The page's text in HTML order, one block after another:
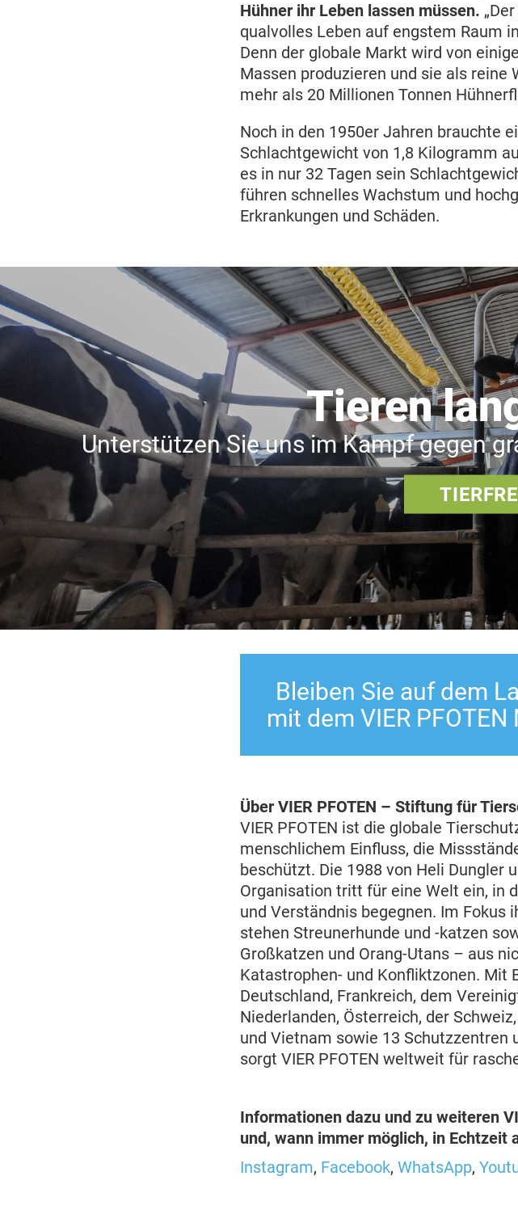
Hühner ihr Leben lassen müssen.
qualvolles Leben auf engstem Raum
Denn der globale Markt wird von
Massen produzieren und sie als reine
mehr als 20 Millionen Tonnen
Noch in den 1950er Jahren brauchte
Schlachtgewicht von 1,8 Kilogramm
es in nur 32 Tagen sein
führen schnelles Wachstum und
Erkrankungen und Schäden.
Tieren
Unterstützen Sie uns im Kampf gegen
Bleiben Sie auf dem
mit dem VIER
Über VIER PFOTEN – Stiftung für
VIER PFOTEN ist die globale
menschlichem Einfluss, die
beschützt. Die 1988 von Heli Dungler
Organisation tritt für eine Welt ein, in
und Verständnis begegnen. Im Fokus
stehen Streunerhunde und -katzen
Großkatzen und Orang-Utans – aus
Katastrophen- und Konfliktzonen. Mit
Deutschland, Frankreich, dem
Niederlanden, Österreich, der
und Vietnam sowie 13
sorgt VIER PFOTEN weltweit für
Informationen dazu und zu weiteren
und, wann immer möglich, in Echtzeit
Instagram, Facebook, WhatsApp,